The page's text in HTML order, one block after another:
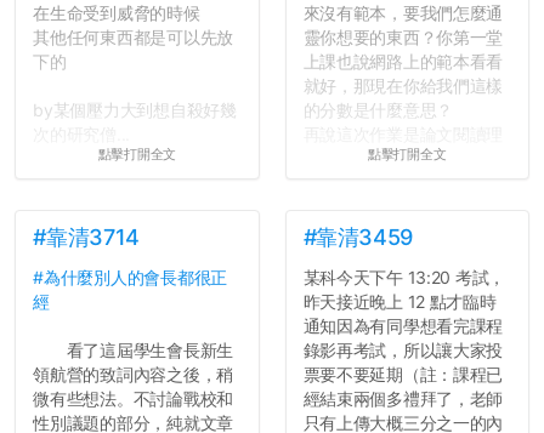
在生命受到威脅的時候
其他任何東西都是可以先放
下的
by某個壓力大到想自殺好幾
點擊打開全文
來沒有範本，要我們怎麼通
靈你想要的東西？你第一堂
上課也說網路上的範本看看
就好，那現在你給我們這樣
的分數是什麼意思？
解與評論，既然已經寫下實
對論文的評論10分？！...
點擊打開全文
#靠清3714
#為什麼別人的會長都很正
經
看了這屆學生會長新生
領航營的致詞內容之後，稍
微有些想法。不討論戰校和
性別議題的部分，純就文章
#靠清3459
某科今天下午 13:20 考試，
昨天接近晚上 12 點才臨時
通知因為有同學想看完課程
錄影再考試，所以讓大家投
票要不要延期（註：課程已
經結束兩個多禮拜了，老師
只有上傳大概三分之一的內